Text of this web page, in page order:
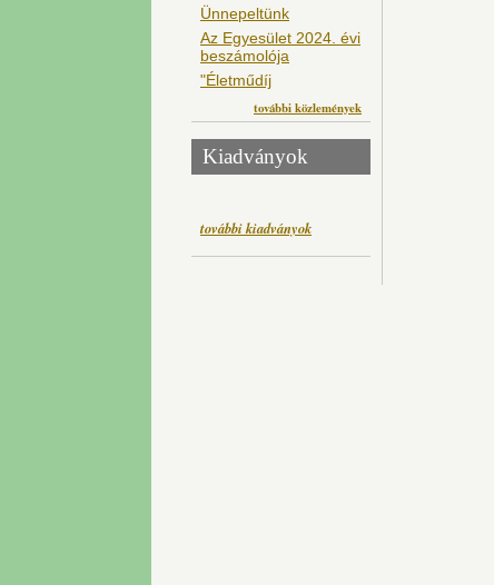
Ünnepeltünk
Az Egyesület 2024. évi
beszámolója
"Életműdíj
további közlemények
Kiadványok
további kiadványok